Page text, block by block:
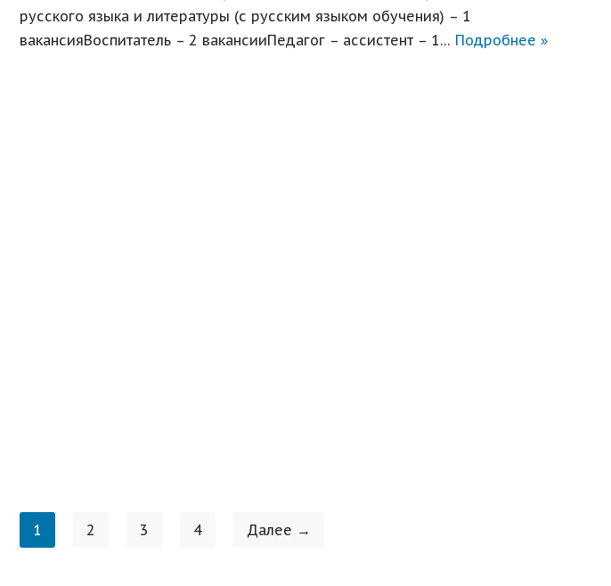
русского языка и литературы (с русским языком обучения) – 1
вакансияВоспитатель – 2 вакансииПедагог – ассистент – 1… Подробнее »
1 2 3 4 Далее →